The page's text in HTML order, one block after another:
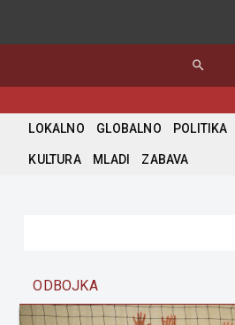
search
LOKALNO GLOBALNO POLITIKA
KULTURA MLADI ZABAVA
ODBOJKA